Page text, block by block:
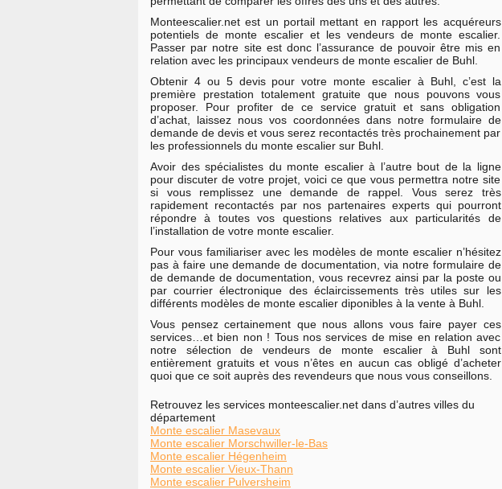
Monteescalier.net est un portail mettant en rapport les acquéreurs
potentiels de monte escalier et les vendeurs de monte escalier.
Passer par notre site est donc l’assurance de pouvoir être mis en
relation avec les principaux vendeurs de monte escalier de Buhl.
Obtenir 4 ou 5 devis pour votre monte escalier à Buhl, c’est la
première prestation totalement gratuite que nous pouvons vous
proposer. Pour profiter de ce service gratuit et sans obligation
d’achat, laissez nous vos coordonnées dans notre formulaire de
demande de devis et vous serez recontactés très prochainement par
les professionnels du monte escalier sur Buhl.
Avoir des spécialistes du monte escalier à l’autre bout de la ligne
pour discuter de votre projet, voici ce que vous permettra notre site
si vous remplissez une demande de rappel. Vous serez très
rapidement recontactés par nos partenaires experts qui pourront
répondre à toutes vos questions relatives aux particularités de
l’installation de votre monte escalier.
Pour vous familiariser avec les modèles de monte escalier n’hésitez
pas à faire une demande de documentation, via notre formulaire de
de demande de documentation, vous recevrez ainsi par la poste ou
par courrier électronique des éclaircissements très utiles sur les
différents modèles de monte escalier diponibles à la vente à Buhl.
Vous pensez certainement que nous allons vous faire payer ces
services…et bien non ! Tous nos services de mise en relation avec
notre sélection de vendeurs de monte escalier à Buhl sont
entièrement gratuits et vous n’êtes en aucun cas obligé d’acheter
quoi que ce soit auprès des revendeurs que nous vous conseillons.
Retrouvez les services monteescalier.net dans d’autres villes du
département
Monte escalier Masevaux
Monte escalier Morschwiller-le-Bas
Monte escalier Hégenheim
Monte escalier Vieux-Thann
Monte escalier Pulversheim